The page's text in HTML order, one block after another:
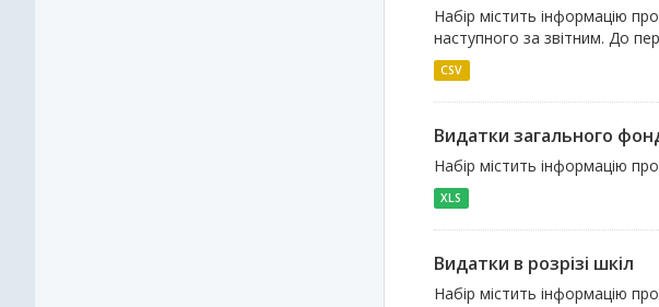
Набір містить інформацію
наступного за звітним. До
CSV
Видатки загального
Набір містить інформацію
XLS
Видатки в розрізі шкіл
Набір містить інформацію